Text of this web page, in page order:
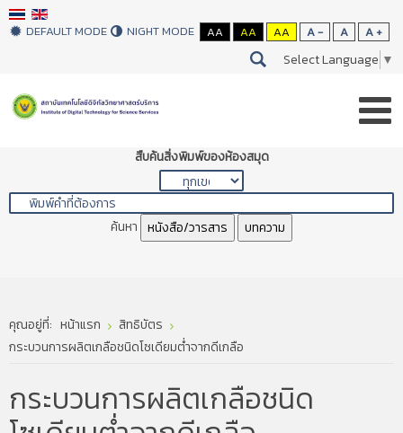
DEFAULT MODE NIGHT MODE AA AA AA A - A A +
Select Language ▼
สืบค้นสิ่งพิมพ์ของห้องสมุด
ค้นหา หนังสือ/วารสาร บทความ
คุณอยู่ที่: หน้าแรก
สิทธิบัตร
กระบวนการผลิตเกลือชนิดโซเดียมต่ำจากดีเกลือ
กระบวนการผลิตเกลือชนิด